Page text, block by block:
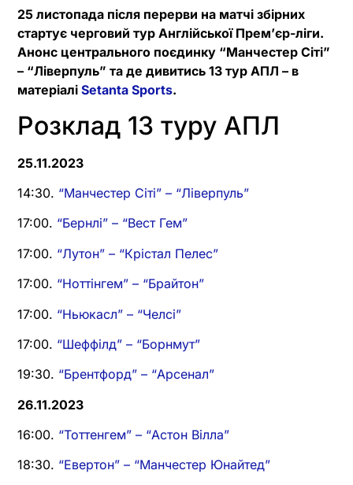
25 листопада після перерви на матчі збірних
стартує черговий тур Англійської Прем’єр-ліги.
Анонс центрального поєдинку “Манчестер Сіті”
– “Ліверпуль” та де дивитись 13 тур АПЛ – в
матеріалі Setanta Sports.
Розклад 13 туру АПЛ
25.11.2023
14:30. “Манчестер Сіті” – “Ліверпуль”
17:00. “Бернлі” – “Вест Гем”
17:00. “Лутон” – “Крістал Пелес”
17:00. “Ноттінгем” – “Брайтон”
17:00. “Ньюкасл” – “Челсі”
17:00. “Шеффілд” – “Борнмут”
19:30. “Брентфорд” – “Арсенал”
26.11.2023
16:00. “Тоттенгем” – “Астон Вілла”
18:30. “Евертон” – “Манчестер Юнайтед”